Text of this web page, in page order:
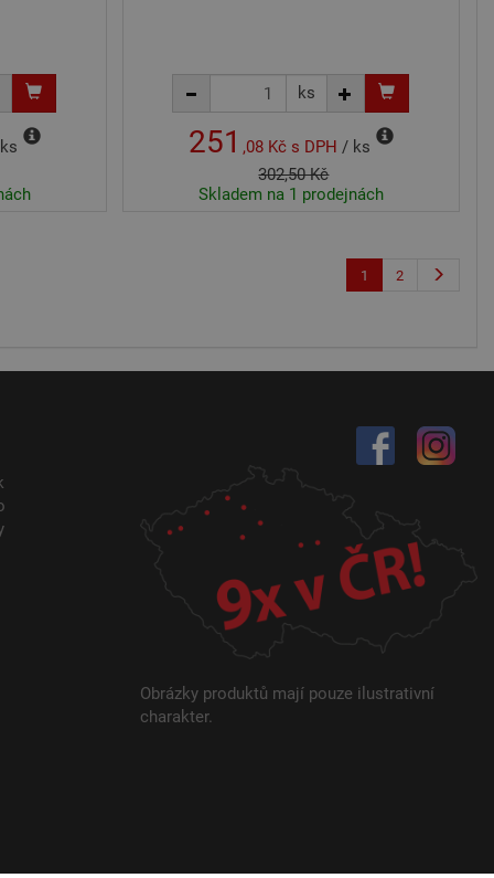
ks
251 ,08 Kčs DPH / ks
302,50 Kč
Skladem na 1 prodejnách
1 2
Obrázky produktů mají pouze ilustrativní
charakter.